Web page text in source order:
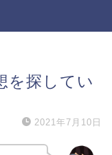
を探してい
2021年7月10日